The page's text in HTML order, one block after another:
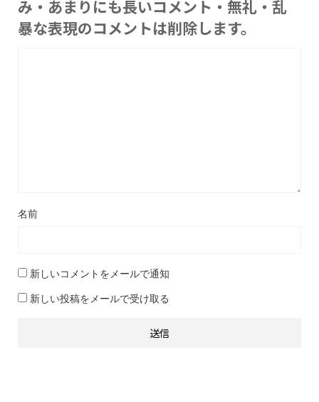
み・あまりにも長いコメント・無礼・乱
暴な表現のコメントは削除します。
名前
新しいコメントをメールで通知
新しい投稿をメールで受け取る